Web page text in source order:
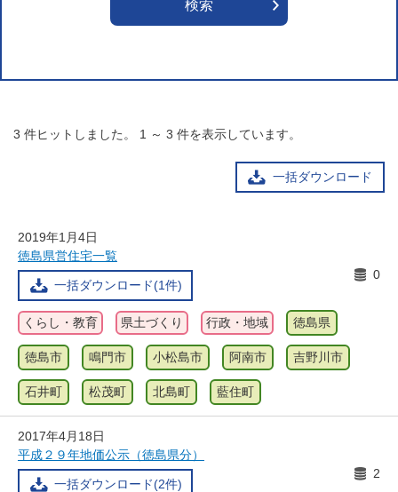
3 件ヒットしました。 1 ～ 3 件を表示しています。
一括ダウンロード
2019年1月4日
徳島県営住宅一覧
一括ダウンロード(1件)
0
くらし・教育 県土づくり 行政・地域 徳島県
徳島市 鳴門市 小松島市 阿南市 吉野川市
石井町 松茂町 北島町 藍住町
2017年4月18日
平成２９年地価公示（徳島県分）
一括ダウンロード(2件)
2